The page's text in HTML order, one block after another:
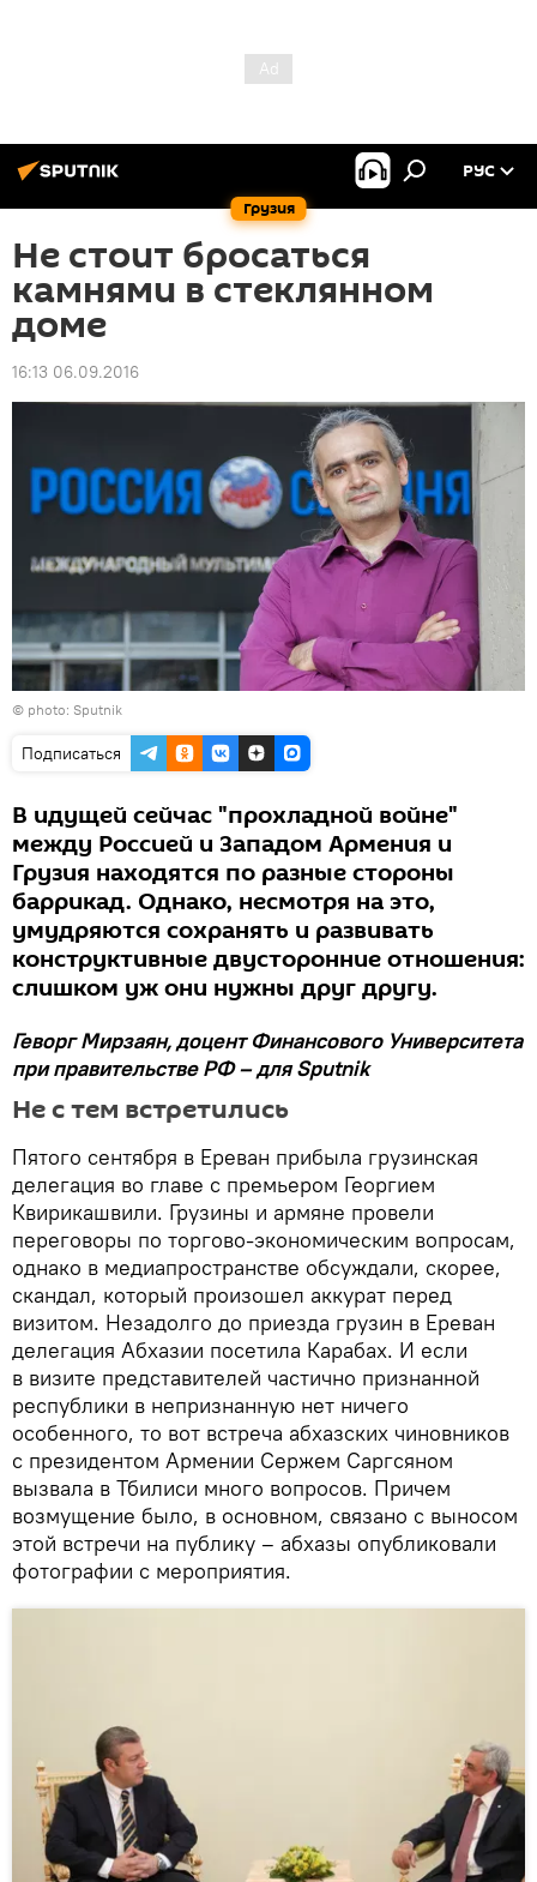
Грузия
РУС
Не стоит бросаться
камнями в стеклянном
доме
16:13 06.09.2016
© photo: Sputnik
Подписаться
В идущей сейчас "прохладной войне"
между Россией и Западом Армения и
Грузия находятся по разные стороны
баррикад. Однако, несмотря на это,
умудряются сохранять и развивать
конструктивные двусторонние отношения:
слишком уж они нужны друг другу.
Геворг Мирзаян, доцент Финансового Университета
при правительстве РФ – для Sputnik
Не с тем встретились
Пятого сентября в Ереван прибыла грузинская
делегация во главе с премьером Георгием
Квирикашвили. Грузины и армяне провели
переговоры по торгово-экономическим вопросам,
однако в медиапространстве обсуждали, скорее,
скандал, который произошел аккурат перед
визитом. Незадолго до приезда грузин в Ереван
делегация Абхазии посетила Карабах. И если
в визите представителей частично признанной
республики в непризнанную нет ничего
особенного, то вот встреча абхазских чиновников
с президентом Армении Сержем Саргсяном
вызвала в Тбилиси много вопросов. Причем
возмущение было, в основном, связано с выносом
этой встречи на публику – абхазы опубликовали
фотографии с мероприятия.